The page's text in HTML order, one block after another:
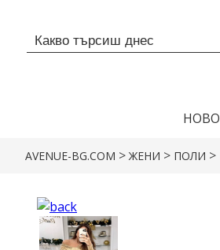
НОВО
AVENUE-BG.COM >ЖЕНИ > ПОЛИ >